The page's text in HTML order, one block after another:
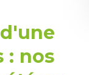
: nos